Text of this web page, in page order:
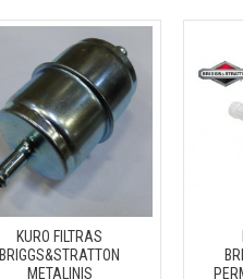
KURO FILTRAS
BRIGGS&STRATTON
METALINIS